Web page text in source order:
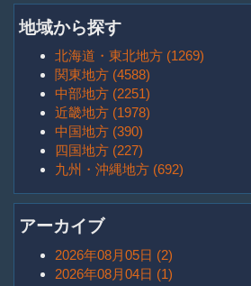
地域から探す
北海道・東北地方 (1269)
関東地方 (4588)
中部地方 (2251)
近畿地方 (1978)
中国地方 (390)
四国地方 (227)
九州・沖縄地方 (692)
アーカイブ
2026年08月05日 (2)
2026年08月04日 (1)